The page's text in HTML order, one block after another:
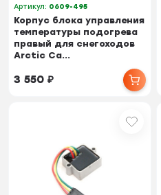
Артикул: 0609-495
Корпус блока управления
температуры подогрева
правый для снегоходов
Arctic Ca...
3 550₽